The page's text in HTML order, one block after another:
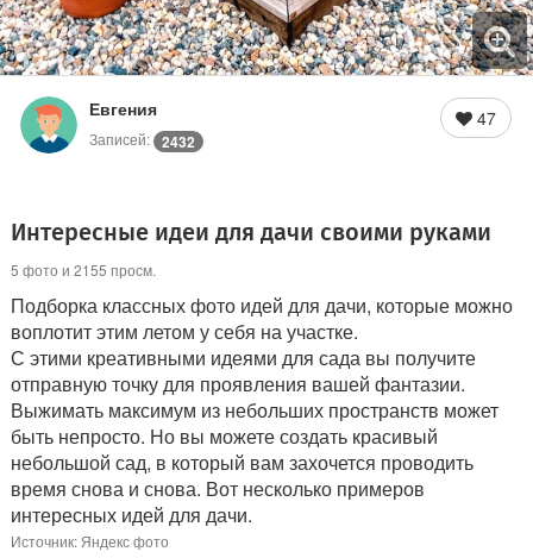
Евгения
Записей: 2432
47
Интересные идеи для дачи своими руками
5 фото и 2155 просм.
Подборка классных фото идей для дачи, которые можно
воплотит этим летом у себя на участке.
С этими креативными идеями для сада вы получите
отправную точку для проявления вашей фантазии.
Выжимать максимум из небольших пространств может
быть непросто. Но вы можете создать красивый
небольшой сад, в который вам захочется проводить
время снова и снова. Вот несколько примеров
интересных идей для дачи.
Источник: Яндекс фото